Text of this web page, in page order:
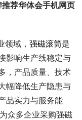
荐华体会手机网页
领域， 强磁滚筒是
影响生产线稳定与
，产品质量、技术
幅降低生产隐患与
品实力与服务能
众多企业采购强磁